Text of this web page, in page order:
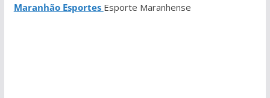
Maranhão Esportes Esporte Maranhense